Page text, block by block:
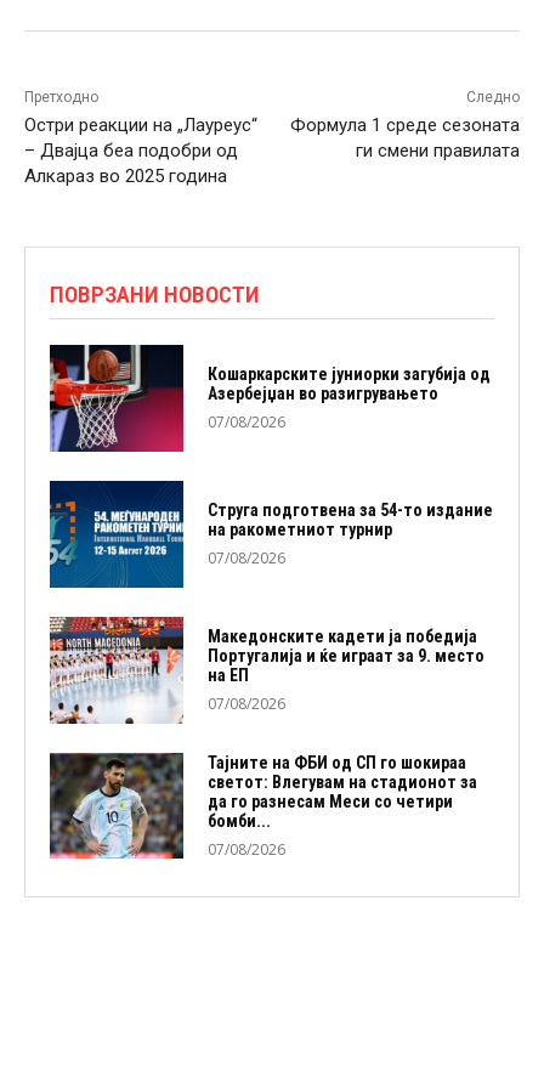
Претходно
Остри реакции на „Лауреус“
– Двајца беа подобри од
Алкараз во 2025 година
Следно
Формула 1 среде сезоната
ги смени правилата
ПОВРЗАНИ НОВОСТИ
Кошаркарските јуниорки загубија од
Азербејџан во разигрувањето
07/08/2026
Струга подготвена за 54-то издание
на ракометниот турнир
07/08/2026
Македонските кадети ја победија
Португалија и ќе играат за 9. место
на ЕП
07/08/2026
Тајните на ФБИ од СП го шокираа
светот: Влегувам на стадионот за
да го разнесам Меси со четири
бомби...
07/08/2026